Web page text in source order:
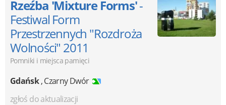
Rzeźba 'Mixture Forms'-
Festiwal Form
Przestrzennych "Rozdroża
Wolności" 2011
Pomniki i miejsca pamięci
Gdańsk ,Czarny Dwór
zgłoś do aktualizacji